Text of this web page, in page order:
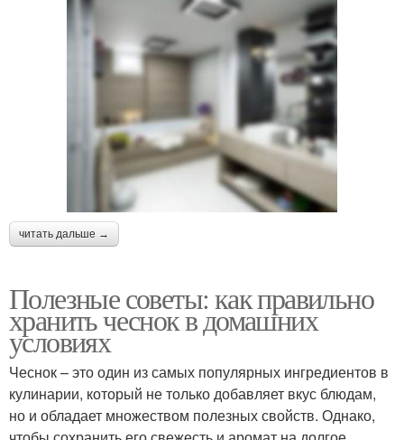
читать дальше →
Полезные советы: как правильно
хранить чеснок в домашних
условиях
Чеснок – это один из самых популярных ингредиентов в
кулинарии, который не только добавляет вкус блюдам,
но и обладает множеством полезных свойств. Однако,